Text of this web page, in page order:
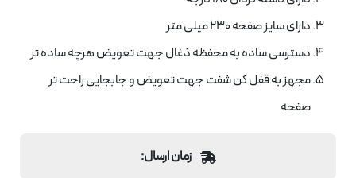
دارای سایز صفحه 230 میلی متر
دسترسی ساده به محفظه ذغال جهت تعویض هرچه ساده تر
مجهز به قفل کن شفت جهت تعویض و جابجایی راحت تر
صفحه
زمان ارسال: